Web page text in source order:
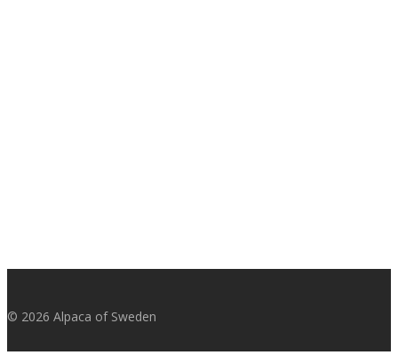
© 2026 Alpaca of Sweden